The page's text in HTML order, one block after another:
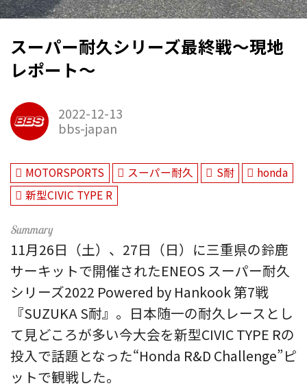
スーパー耐久シリーズ最終戦～現地
レポート～
2022-12-13
bbs-japan
MOTORSPORTS スーパー耐久 S耐
honda
新型CIVIC TYPE R
11月26日（土）、27日（日）に三重県の鈴鹿
サーキットで開催されたENEOS スーパー耐久
シリーズ2022 Powered by Hankook 第7戦
『SUZUKA S耐』。日本随一の耐久レースとし
て見どころが多い今大会を新型CIVIC TYPE Rの
投入で話題となった“Honda R&D Challenge”ピ
ットで観戦した。